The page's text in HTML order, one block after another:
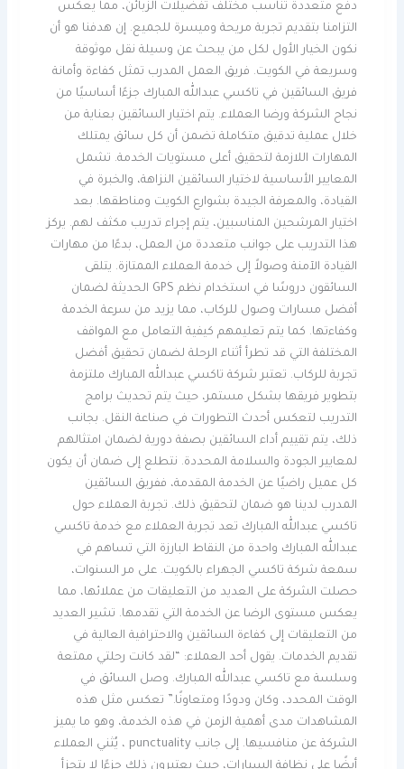
دفع متعددة تناسب مختلف تفضيلات الزبائن، مما يعكس
التزامنا بتقديم تجربة مريحة وميسرة للجميع. إن هدفنا هو أن
نكون الخيار الأول لكل من يبحث عن وسيلة نقل موثوقة
وسريعة في الكويت. فريق العمل المدرب تمثل كفاءة وأمانة
فريق السائقين في تاكسي عبدالله المبارك جزءًا أساسيًا من
نجاح الشركة ورضا العملاء. يتم اختيار السائقين بعناية من
خلال عملية تدقيق متكاملة تضمن أن كل سائق يمتلك
المهارات اللازمة لتحقيق أعلى مستويات الخدمة. تشمل
المعايير الأساسية لاختيار السائقين النزاهة، والخبرة في
القيادة، والمعرفة الجيدة بشوارع الكويت ومناطقها. بعد
اختيار المرشحين المناسبين، يتم إجراء تدريب مكثف لهم. يركز
هذا التدريب على جوانب متعددة من العمل، بدءًا من مهارات
القيادة الآمنة وصولاً إلى خدمة العملاء الممتازة. يتلقى
السائقون دروسًا في استخدام نظم GPS الحديثة لضمان
أفضل مسارات وصول للركاب، مما يزيد من سرعة الخدمة
وكفاءتها. كما يتم تعليمهم كيفية التعامل مع المواقف
المختلفة التي قد تطرأ أثناء الرحلة لضمان تحقيق أفضل
تجربة للركاب. تعتبر شركة تاكسي عبدالله المبارك ملتزمة
بتطوير فريقها بشكل مستمر، حيث يتم تحديث برامج
التدريب لتعكس أحدث التطورات في صناعة النقل. بجانب
ذلك، يتم تقييم أداء السائقين بصفة دورية لضمان امتثالهم
لمعايير الجودة والسلامة المحددة. نتطلع إلى ضمان أن يكون
كل عميل راضيًا عن الخدمة المقدمة، ففريق السائقين
المدرب لدينا هو ضمان لتحقيق ذلك. تجربة العملاء حول
تاكسي عبدالله المبارك تعد تجربة العملاء مع خدمة تاكسي
عبدالله المبارك واحدة من النقاط البارزة التي تساهم في
سمعة شركة تاكسي الجهراء بالكويت. على مر السنوات،
حصلت الشركة على العديد من التعليقات من عملائها، مما
يعكس مستوى الرضا عن الخدمة التي تقدمها. تشير العديد
من التعليقات إلى كفاءة السائقين والاحترافية العالية في
تقديم الخدمات. يقول أحد العملاء: “لقد كانت رحلتي ممتعة
وسلسة مع تاكسي عبدالله المبارك. وصل السائق في
الوقت المحدد، وكان ودودًا ومتعاونًا.” تعكس مثل هذه
المشاهدات مدى أهمية الزمن في هذه الخدمة، وهو ما يميز
الشركة عن منافسيها. إلى جانب punctuality ، يُثني العملاء
أيضًا على نظافة السيارات، حيث يعتبرون ذلك جزءًا لا يتجزأ